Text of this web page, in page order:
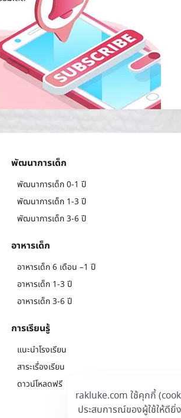
rakluke.com ใช้คุกกี้
ประสบการณ์ของผู้ใช้ให้ดียิ่
พัฒนาการเด็ก
พัฒนาการเด็ก 0-1 ปี
พัฒนาการเด็ก 1-3 ปี
พัฒนาการเด็ก 3-6 ปี
อาหารเด็ก
อาหารเด็ก 6 เดือน –1 ปี
อาหารเด็ก 1-3 ปี
อาหารเด็ก 3-6 ปี
การเรียนรู้
แนะนำโรงเรียน
สาระเรื่องเรียน
ดาวน์โหลดฟรี